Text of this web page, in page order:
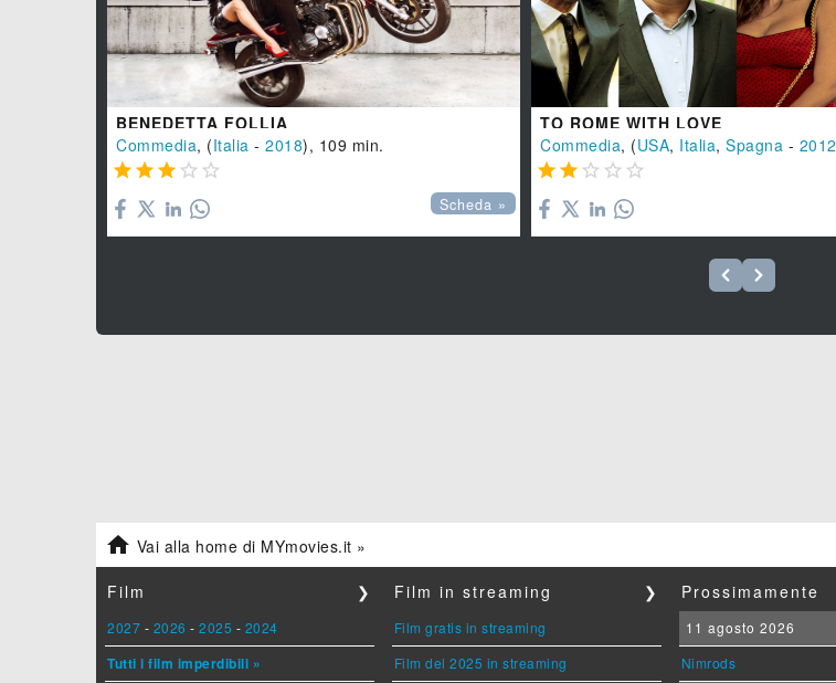
BENEDETTA FOLLIA
Commedia, (Italia - 2018), 109 min.
    
Scheda »
TO ROME WITH LOVE
Commedia, (USA, Italia, Spagna - 2012
    
 Vai alla home di MYmovies.it »
Film ❯
2027 - 2026 - 2025 - 2024
Tutti i film imperdibili »
Film in streaming ❯
Film gratis in streaming
Film del 2025 in streaming
Prossimamente
11 agosto 2026
Nimrods